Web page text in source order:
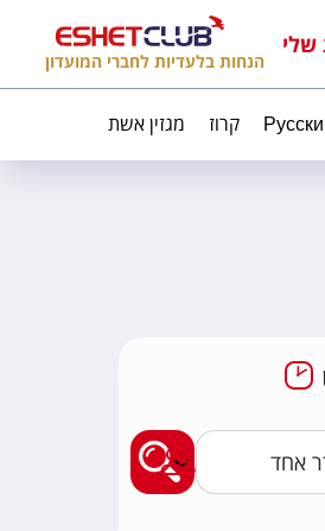
שלי
הנחות בלעדיות לחברי המועדון
קרוז מגזין אשת
מצאו לי חבילות